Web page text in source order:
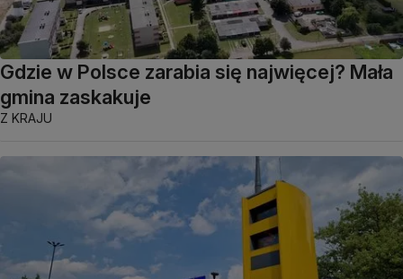
Gdzie w Polsce zarabia się najwięcej? Mała
gmina zaskakuje
Z KRAJU